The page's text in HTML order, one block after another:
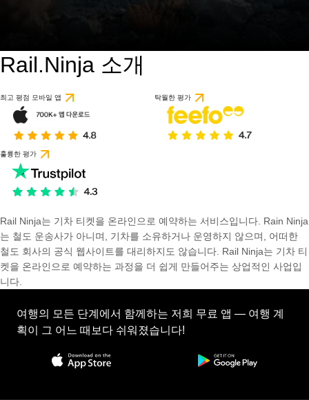
Rail.Ninja 소개
최고 평점 모바일 앱 탁월한 평가
훌륭한 평가
Rail Ninja는 기차 티켓을 온라인으로 예약하는 서비스입니다. Rain Ninja
는 철도 운송사가 아니며, 기차를 소유하거나 운영하지 않으며, 어떠한
철도 회사의 공식 웹사이트를 대리하지도 않습니다. Rail Ninja는 기차 티
켓을 온라인으로 예약하는 과정을 더 쉽게 만들어주는 상업적인 사업입
니다.
여행의 모든 단계에서 함께하는 저희 무료 앱 — 여행 계
획이 그 어느 때보다 쉬워졌습니다!